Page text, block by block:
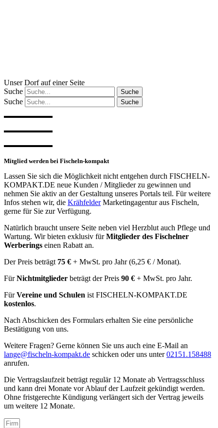
Unser Dorf auf einer Seite
Suche
Suche
Suche Suche
Mitglied werden bei Fischeln-kompakt
Lassen Sie sich die Möglichkeit nicht entgehen durch FISCHELN-
KOMPAKT.DE neue Kunden / Mitglieder zu gewinnen und
nehmen Sie aktiv an der Gestaltung unseres Portals teil. Für weitere
Infos stehen wir, die KrähfelderMarketingagentur aus Fischeln,
gerne für Sie zur Verfügung.
Natürlich braucht unsere Seite neben viel Herzblut auch Pflege und
Wartung. Wir bieten exklusiv fürMitglieder des Fischelner
Werberings einen Rabatt an.
Der Preis beträgt 75 € + MwSt. pro Jahr (6,25 € / Monat).
FürNichtmitglieder beträgt der Preis 90 € + MwSt. pro Jahr.
FürVereine und Schulen ist FISCHELN-KOMPAKT.DE
kostenlos.
Nach Abschicken des Formulars erhalten Sie eine persönliche
Bestätigung von uns.
Weitere Fragen? Gerne können Sie uns auch eine E-Mail an
lange@fischeln-kompakt.de schicken oder uns unter02151.158488
anrufen.
Die Vertragslaufzeit beträgt regulär 12 Monate ab Vertragsschluss
und kann drei Monate vor Ablauf der Laufzeit gekündigt werden.
Ohne fristgerechte Kündigung verlängert sich der Vertrag jeweils
um weitere 12 Monate.